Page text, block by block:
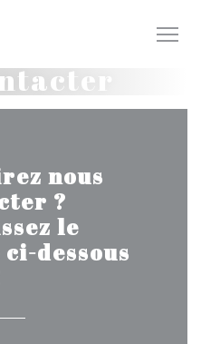
nous
?
le
dessous